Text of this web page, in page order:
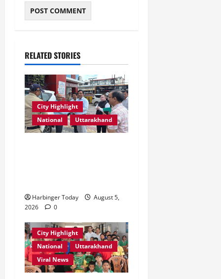
RELATED STORIES
City Highlight
National
Uttarakhand
Harbinger Today
August 5,
2026
0
City Highlight
National
Uttarakhand
Viral News